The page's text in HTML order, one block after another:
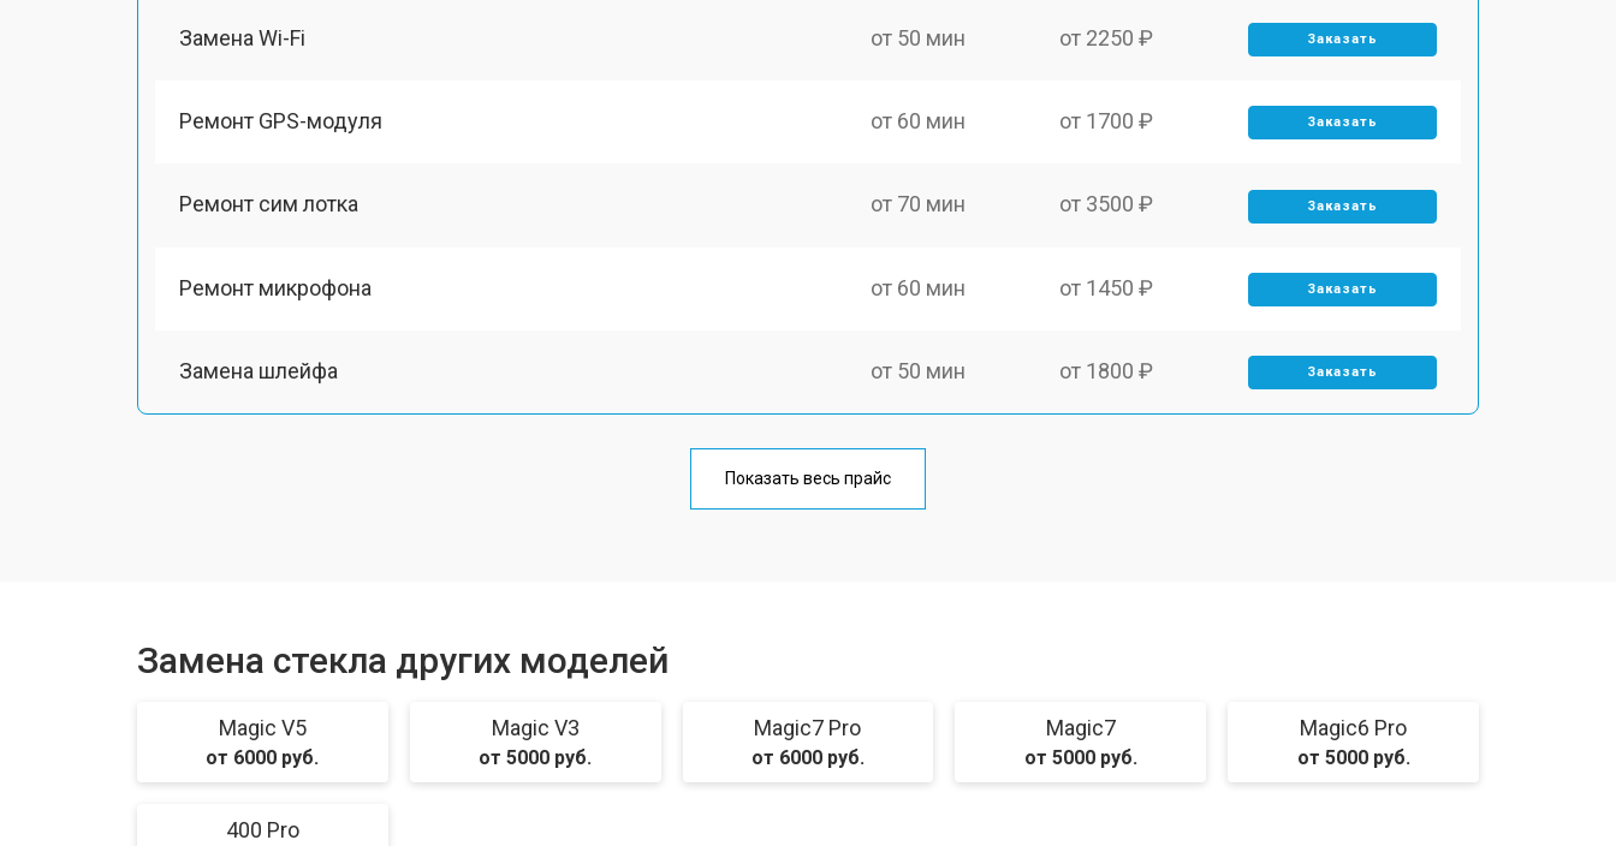
Замена Wi-Fi от 50 мин от 2250 ₽ Заказать
Ремонт GPS-модуля от 60 мин от 1700 ₽ Заказать
Ремонт сим лотка от 70 мин от 3500 ₽ Заказать
Ремонт микрофона от 60 мин от 1450 ₽ Заказать
Замена шлейфа от 50 мин от 1800 ₽ Заказать
от 70 мин
Замена дисплея (экрана) от 80 мин от 2700 ₽
Показать весь прайс
Замена стекла других моделей
Magic V5
от 6000 руб.
Magic V3
от 5000 руб.
Magic7 Pro
от 6000 руб.
Magic7
от 5000 руб.
Magic6 Pro
от 5000 руб.
400 Pro